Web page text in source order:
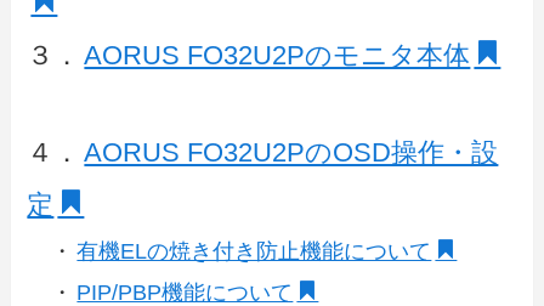
３． AORUS FO32U2Pのモニタ本体
４． AORUS FO32U2PのOSD操作・設
定
・ 有機ELの焼き付き防止機能について
・ PIP/PBP機能について